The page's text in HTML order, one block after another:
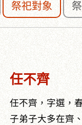
祭祀對象
任不齊
任不齊，字選，
子弟子大多在齊